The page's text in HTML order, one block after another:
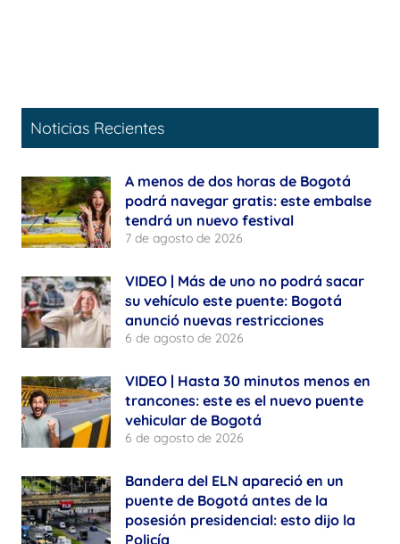
Noticias Recientes
A menos de dos horas de Bogotá
podrá navegar gratis: este embalse
tendrá un nuevo festival
7 de agosto de 2026
VIDEO | Más de uno no podrá sacar
su vehículo este puente: Bogotá
anunció nuevas restricciones
6 de agosto de 2026
VIDEO | Hasta 30 minutos menos en
trancones: este es el nuevo puente
vehicular de Bogotá
6 de agosto de 2026
Bandera del ELN apareció en un
puente de Bogotá antes de la
posesión presidencial: esto dijo la
Policía